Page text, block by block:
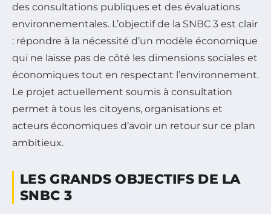
des consultations publiques et des évaluations
environnementales. L’objectif de la SNBC 3 est clair
: répondre à la nécessité d’un modèle économique
qui ne laisse pas de côté les dimensions sociales et
économiques tout en respectant l’environnement.
Le projet actuellement soumis à consultation
permet à tous les citoyens, organisations et
acteurs économiques d’avoir un retour sur ce plan
ambitieux.
LES GRANDS OBJECTIFS DE LA
SNBC 3